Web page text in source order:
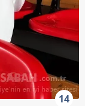
14